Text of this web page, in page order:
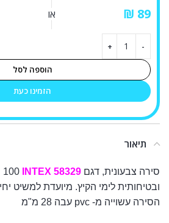
₪ או
הוספה לסל
הזמינו כעת
תיאור
סירה צבעונית, דגם EXPLORER 100 INTEX 58329
ובטיחותית לימי הקיץ. מיועדת למשיט
הסירה עשוייה מ- pvc עבה 28 מ"מ